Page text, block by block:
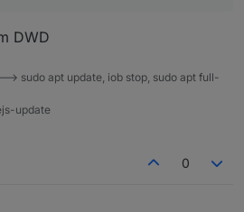
DWD
> sudo apt update, iob stop, sudo apt full-
update
0